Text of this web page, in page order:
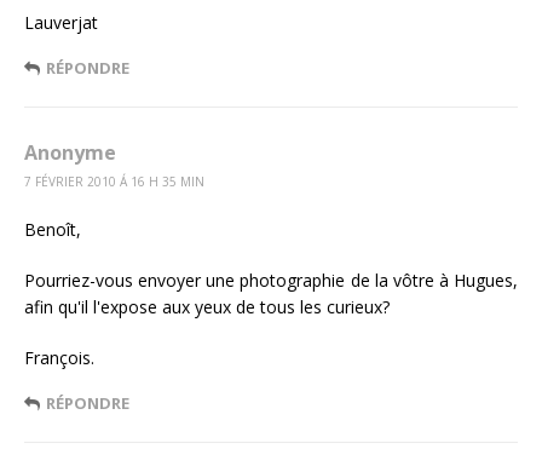
Lauverjat
RÉPONDRE
Anonyme
7 FÉVRIER 2010 Á 16 H 35 MIN
Benoît,
Pourriez-vous envoyer une photographie de la vôtre à Hugues,
afin qu'il l'expose aux yeux de tous les curieux?
François.
RÉPONDRE